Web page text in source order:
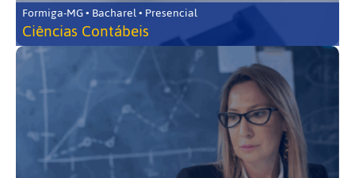
Formiga-MG • Bacharel • Presencial
Ciências Contábeis